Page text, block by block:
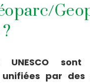
UNESCO
par